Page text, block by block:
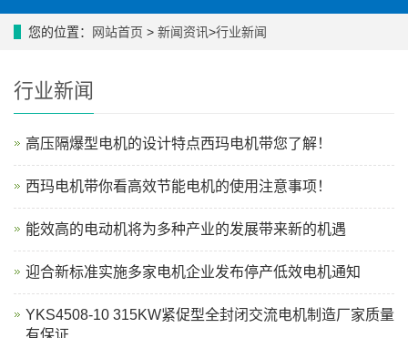
您的位置： 网站首页 > 新闻资讯>行业新闻
行业新闻
高压隔爆型电机的设计特点西玛电机带您了解！
西玛电机带你看高效节能电机的使用注意事项！
能效高的电动机将为多种产业的发展带来新的机遇
迎合新标准实施多家电机企业发布停产低效电机通知
YKS4508-10 315KW紧促型全封闭交流电机制造厂家质量
有保证